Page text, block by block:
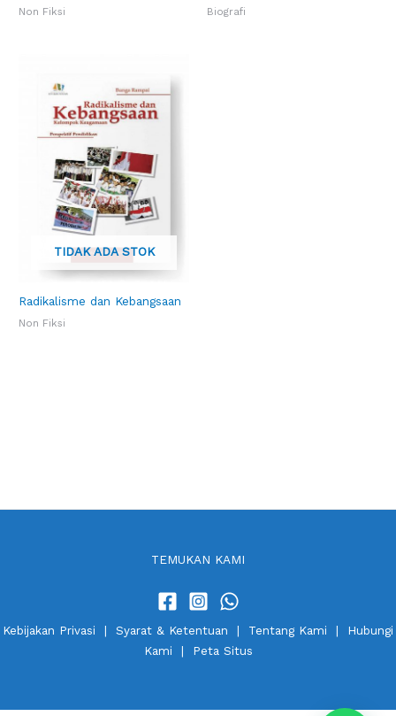
Non Fiksi Biografi
TIDAK ADA STOK
Radikalisme dan Kebangsaan
Non Fiksi
TEMUKAN KAMI
Kebijakan Privasi Syarat & Ketentuan Tentang Kami
Hubungi
Kami
Peta Situs